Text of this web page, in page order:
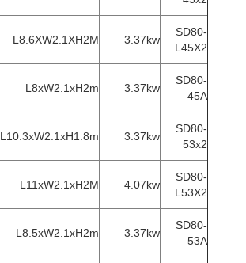
SD80-
L45X2
3.37kw
L8.6XW2.1XH2M
SD80-
45A
3.37kw
L8xW2.1xH2m
SD80-
53x2
3.37kw
L10.3xW2.1xH1.8m
SD80-
L53X2
4.07kw
L11xW2.1xH2M
SD80-
53A
3.37kw
L8.5xW2.1xH2m